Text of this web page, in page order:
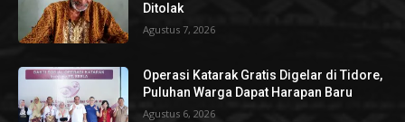
Ditolak
Agustus 7, 2026
Operasi Katarak Gratis Digelar di Tidore,
Puluhan Warga Dapat Harapan Baru
Agustus 6, 2026